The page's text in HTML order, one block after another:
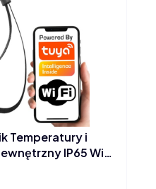
Temperatury i
IP65 WiFi